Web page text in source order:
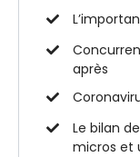
après
Le bilan
micros et